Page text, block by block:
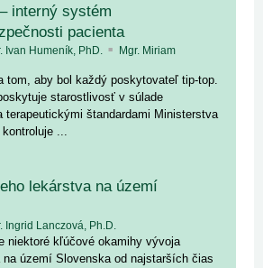
interný systém
pacienta
Ivan Humeník, PhD.
Mgr. Miriam
tom, aby bol každý poskytovateľ tip-top.
starostlivosť v súlade
terapeutickými štandardami Ministerstva
...
lekárstva na území
Ingrid Lanczová, Ph.D.
niektoré kľúčové okamihy vývoja
na území Slovenska od najstarších čias